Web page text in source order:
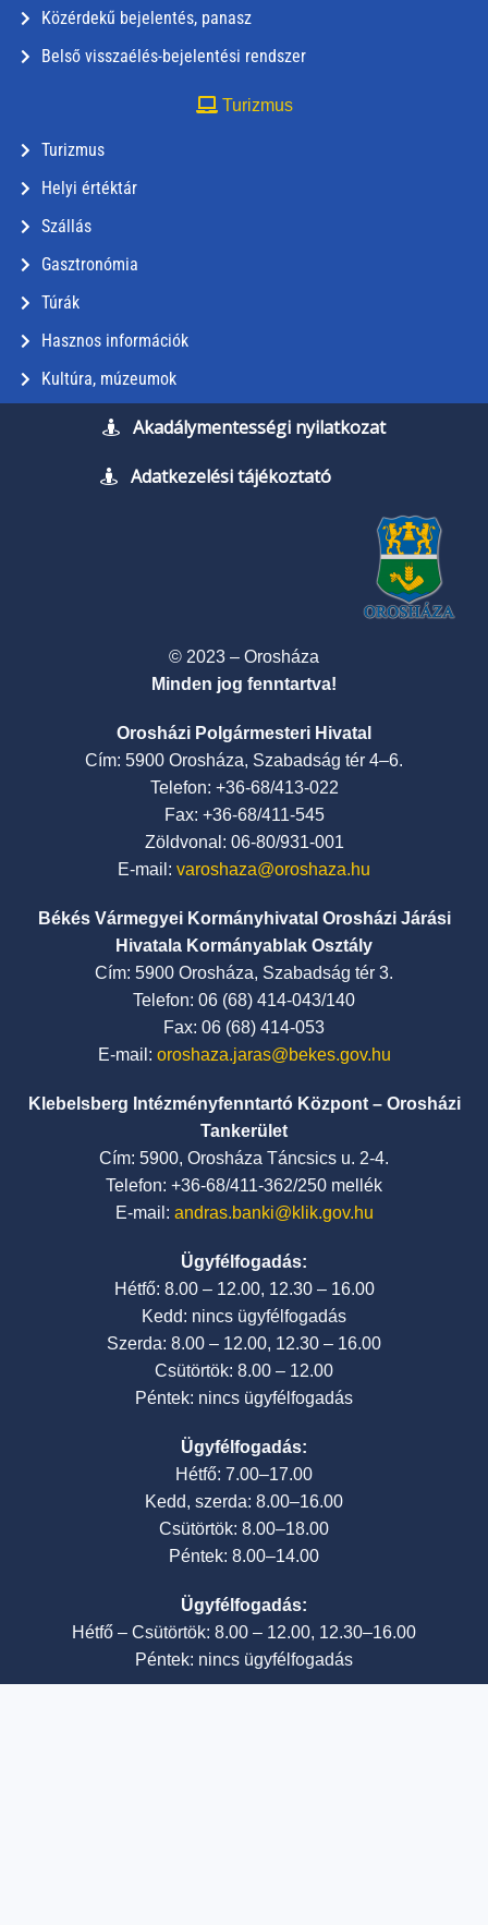
Közérdekű bejelentés, panasz
Belső visszaélés-bejelentési rendszer
Turizmus
Turizmus
Helyi értéktár
Szállás
Gasztronómia
Túrák
Hasznos információk
Kultúra, múzeumok
Akadálymentességi nyilatkozat
Adatkezelési tájékoztató
© 2023 – Orosháza
Minden jog fenntartva!
Orosházi Polgármesteri Hivatal
Cím: 5900 Orosháza, Szabadság tér 4–6.
Telefon: +36-68/413-022
Fax: +36-68/411-545
Zöldvonal: 06-80/931-001
E-mail: varoshaza@oroshaza.hu
Békés Vármegyei Kormányhivatal Orosházi Járási
Hivatala Kormányablak Osztály
Cím: 5900 Orosháza, Szabadság tér 3.
Telefon: 06 (68) 414-043/140
Fax: 06 (68) 414-053
E-mail: oroshaza.jaras@bekes.gov.hu
Klebelsberg Intézményfenntartó Központ – Orosházi
Tankerület
Cím: 5900, Orosháza Táncsics u. 2-4.
Telefon: +36-68/411-362/250 mellék
E-mail: andras.banki@klik.gov.hu
Ügyfélfogadás:
Hétfő: 8.00 – 12.00, 12.30 – 16.00
Kedd: nincs ügyfélfogadás
Szerda: 8.00 – 12.00, 12.30 – 16.00
Csütörtök: 8.00 – 12.00
Péntek: nincs ügyfélfogadás
Ügyfélfogadás:
Hétfő: 7.00–17.00
Kedd, szerda: 8.00–16.00
Csütörtök: 8.00–18.00
Péntek: 8.00–14.00
Ügyfélfogadás:
Hétfő – Csütörtök: 8.00 – 12.00, 12.30–16.00
Péntek: nincs ügyfélfogadás